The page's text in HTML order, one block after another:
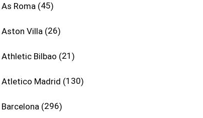
As Roma 45
Aston Villa 26
Athletic Bilbao 21
Atletico Madrid 130
Barcelona 296